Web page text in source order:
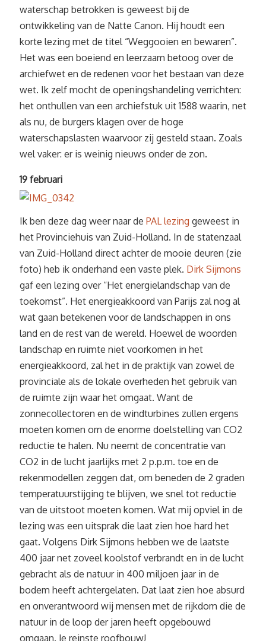
waterschap betrokken is geweest bij de
ontwikkeling van de Natte Canon. Hij houdt een
korte lezing met de titel “Weggooien en bewaren”.
Het was een boeiend en leerzaam betoog over de
archiefwet en de redenen voor het bestaan van deze
wet. Ik zelf mocht de openingshandeling verrichten:
het onthullen van een archiefstuk uit 1588 waarin, net
als nu, de burgers klagen over de hoge
waterschapslasten waarvoor zij gesteld staan. Zoals
wel vaker: er is weinig nieuws onder de zon.
19 februari
Ik ben deze dag weer naar de PAL lezing geweest in
het Provinciehuis van Zuid-Holland. In de statenzaal
van Zuid-Holland direct achter de mooie deuren (zie
foto) heb ik onderhand een vaste plek. Dirk Sijmons
gaf een lezing over “Het energielandschap van de
toekomst”. Het energieakkoord van Parijs zal nog al
wat gaan betekenen voor de landschappen in ons
land en de rest van de wereld. Hoewel de woorden
landschap en ruimte niet voorkomen in het
energieakkoord, zal het in de praktijk van zowel de
provinciale als de lokale overheden het gebruik van
de ruimte zijn waar het omgaat. Want de
zonnecollectoren en de windturbines zullen ergens
moeten komen om de enorme doelstelling van CO2
reductie te halen. Nu neemt de concentratie van
CO2 in de lucht jaarlijks met 2 p.p.m. toe en de
rekenmodellen zeggen dat, om beneden de 2 graden
temperatuurstijging te blijven, we snel tot reductie
van de uitstoot moeten komen. Wat mij opviel in de
lezing was een uitsprak die laat zien hoe hard het
gaat. Volgens Dirk Sijmons hebben we de laatste
400 jaar net zoveel koolstof verbrandt en in de lucht
gebracht als de natuur in 400 miljoen jaar in de
bodem heeft achtergelaten. Dat laat zien hoe absurd
en onverantwoord wij mensen met de rijkdom die de
natuur in de loop der jaren heeft opgebouwd
omgaan. Je reinste roofbouw!